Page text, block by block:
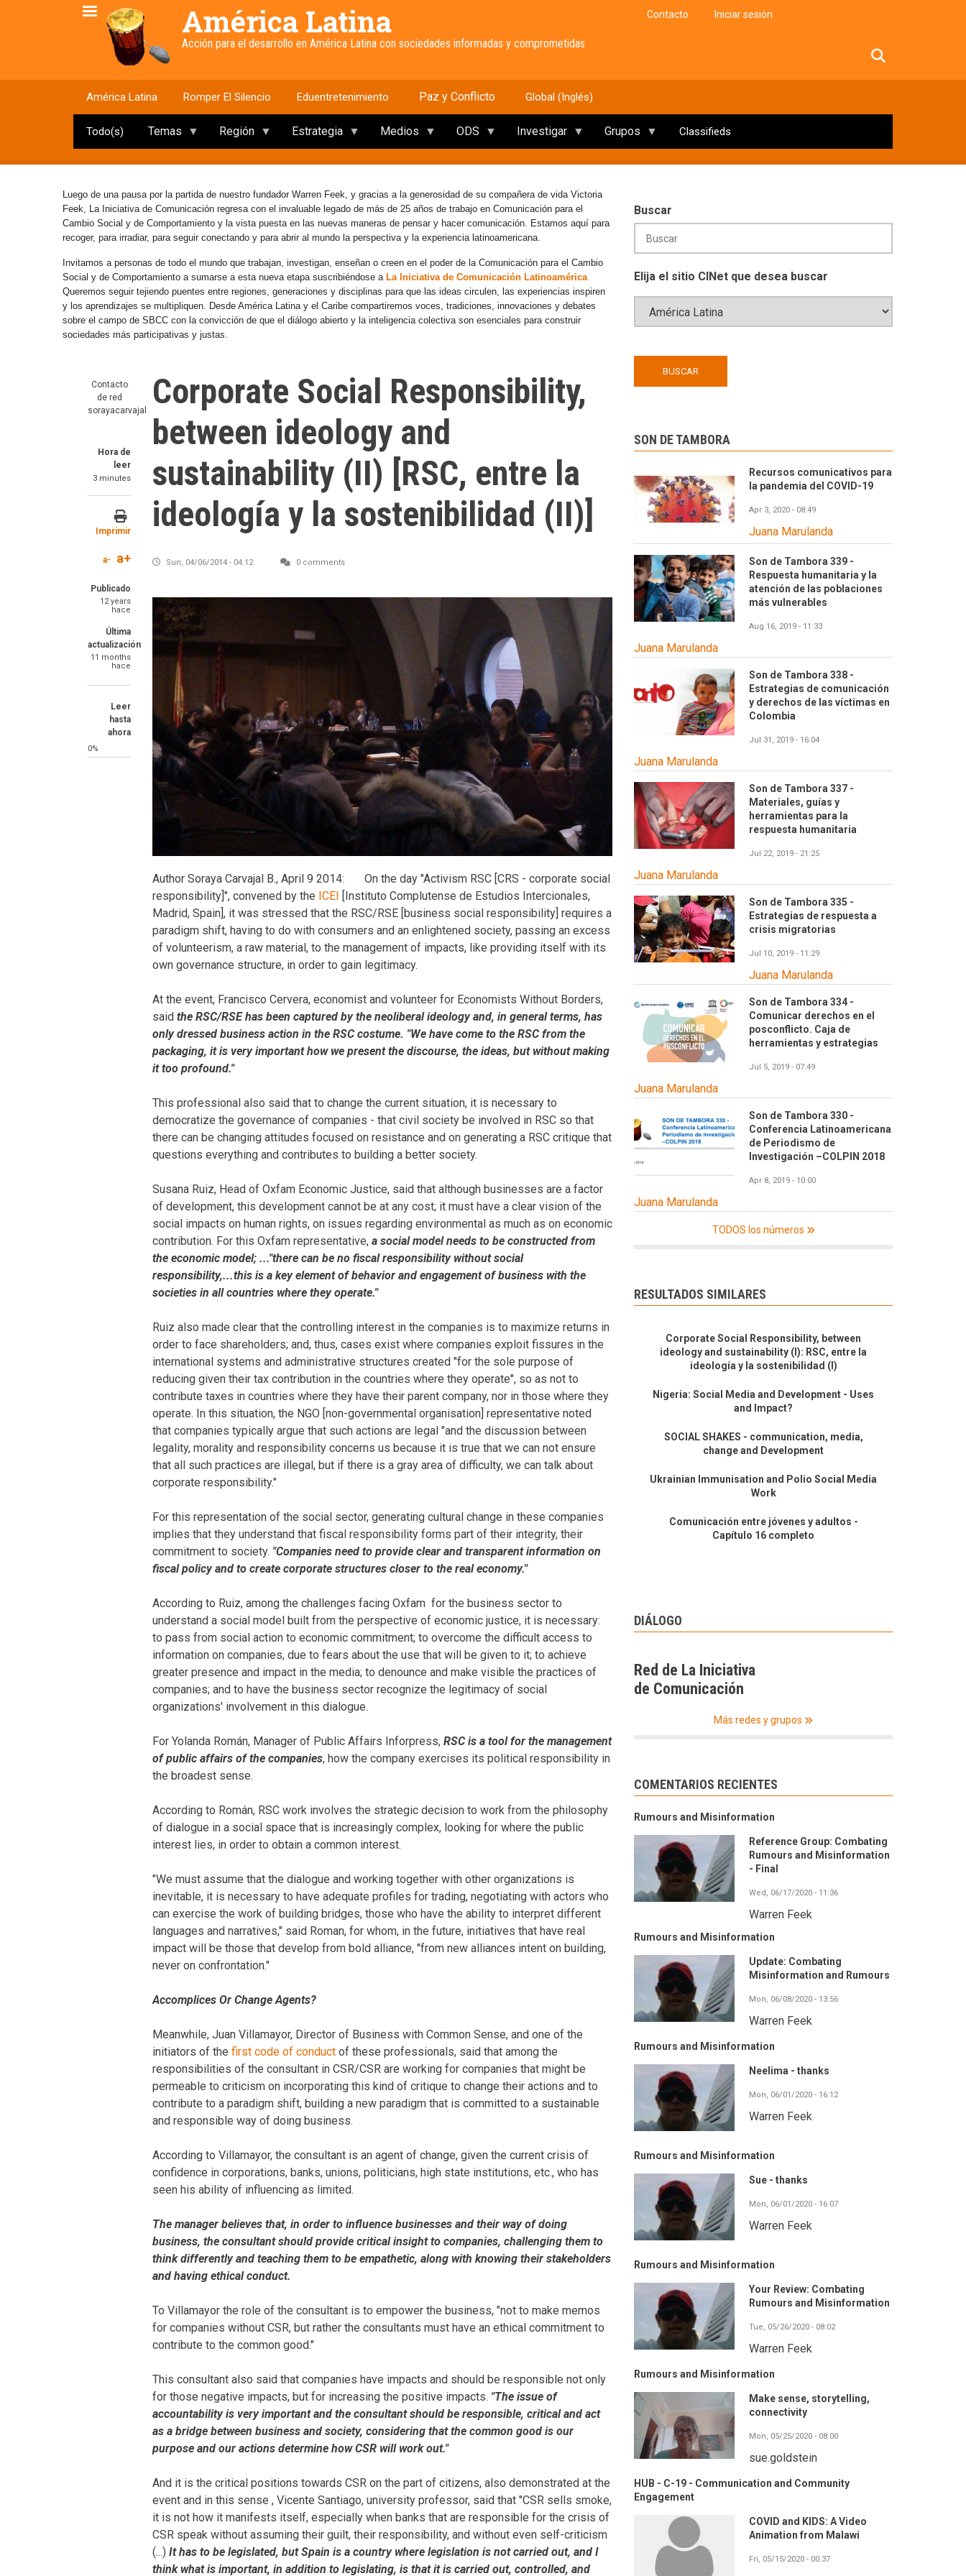
América Latina
Acción para el desarrollo en América Latina con sociedades informadas y comprometidas
Contacto Iniciar sesión
América Latina Romper El Silencio Eduentretenimiento Paz y Conflicto Global (Inglés)
Todo(s) Temas Región Estrategia Medios ODS Investigar Grupos Classifieds
Luego de una pausa por la partida de nuestro fundador Warren Feek, y gracias a la generosidad de su compañera de vida Victoria
Feek, La Iniciativa de Comunicación regresa con el invaluable legado de más de 25 años de trabajo en Comunicación para el
Cambio Social y de Comportamiento y la vista puesta en las nuevas maneras de pensar y hacer comunicación. Estamos aquí para
recoger, para irradiar, para seguir conectando y para abrir al mundo la perspectiva y la experiencia latinoamericana.
Invitamos a personas de todo el mundo que trabajan, investigan, enseñan o creen en el poder de la Comunicación para el Cambio
Social y de Comportamiento a sumarse a esta nueva etapa suscribiéndose a La Iniciativa de Comunicación Latinoamérica.
Queremos seguir tejiendo puentes entre regiones, generaciones y disciplinas para que las ideas circulen, las experiencias inspiren
y los aprendizajes se multipliquen. Desde América Latina y el Caribe compartiremos voces, tradiciones, innovaciones y debates
sobre el campo de SBCC con la convicción de que el diálogo abierto y la inteligencia colectiva son esenciales para construir
sociedades más participativas y justas.
Contacto
de red
sorayacarvajal
Hora de
leer
3 minutes
Imprimir
a- a+
Publicado
12 years
hace
Última
actualización
11 months
hace
Leer
hasta
ahora
0%
Corporate Social Responsibility,
between ideology and
sustainability (II) [RSC, entre la
ideología y la sostenibilidad (II)]
Sun, 04/06/2014 - 04:12 0 comments
Imagen
Tu
blog
Author Soraya Carvajal B., April 9 2014:
On the day "Activism RSC [CRS - corporate social
responsibility]", convened by the ICEI [Instituto Complutense de Estudios Intercionales,
Madrid, Spain], it was stressed that the RSC/RSE [business social responsibility] requires a
paradigm shift, having to do with consumers and an enlightened society, passing an excess
of volunteerism, a raw material, to the management of impacts, like providing itself with its
own governance structure, in order to gain legitimacy.
At the event, Francisco Cervera, economist and volunteer for Economists Without Borders,
said the RSC/RSE has been captured by the neoliberal ideology and, in general terms, has
only dressed business action in the RSC costume. "We have come to the RSC from the
packaging, it is very important how we present the discourse, the ideas, but without making
it too profound."
This professional also said that to change the current situation, it is necessary to
democratize the governance of companies - that civil society be involved in RSC so that
there can be changing attitudes focused on resistance and on generating a RSC critique that
questions everything and contributes to building a better society.
Susana Ruiz, Head of Oxfam Economic Justice, said that although businesses are a factor
of development, this development cannot be at any cost; it must have a clear vision of the
social impacts on human rights, on issues regarding environmental as much as on economic
contribution. For this Oxfam representative, a social model needs to be constructed from
the economic model; ..."there can be no fiscal responsibility without social
responsibility,...this is a key element of behavior and engagement of business with the
societies in all countries where they operate."
Ruiz also made clear that the controlling interest in the companies is to maximize returns in
order to face shareholders; and, thus, cases exist where companies exploit fissures in the
international systems and administrative structures created "for the sole purpose of
reducing given their tax contribution in the countries where they operate", so as not to
contribute taxes in countries where they have their parent company, nor in those where they
operate. In this situation, the NGO [non-governmental organisation] representative noted
that companies typically argue that such actions are legal "and the discussion between
legality, morality and responsibility concerns us because it is true that we can not ensure
that all such practices are illegal, but if there is a gray area of difficulty, we can talk about
corporate responsibility."
For this representation of the social sector, generating cultural change in these companies
implies that they understand that fiscal responsibility forms part of their integrity, their
commitment to society. "Companies need to provide clear and transparent information on
fiscal policy and to create corporate structures closer to the real economy."
According to Ruiz, among the challenges facing Oxfam for the business sector to
understand a social model built from the perspective of economic justice, it is necessary:
to pass from social action to economic commitment; to overcome the difficult access to
information on companies, due to fears about the use that will be given to it; to achieve
greater presence and impact in the media; to denounce and make visible the practices of
companies; and to have the business sector recognize the legitimacy of social
organizations' involvement in this dialogue.
For Yolanda Román, Manager of Public Affairs Inforpress, RSC is a tool for the management
of public affairs of the companies, how the company exercises its political responsibility in
the broadest sense.
According to Román, RSC work involves the strategic decision to work from the philosophy
of dialogue in a social space that is increasingly complex, looking for where the public
interest lies, in order to obtain a common interest.
"We must assume that the dialogue and working together with other organizations is
inevitable, it is necessary to have adequate profiles for trading, negotiating with actors who
can exercise the work of building bridges, those who have the ability to interpret different
languages ​​and narratives," said Roman, for whom, in the future, initiatives that have real
impact will be those that develop from bold alliance, "from new alliances intent on building,
never on confrontation."
Accomplices Or Change Agents?
Meanwhile, Juan Villamayor, Director of Business with Common Sense, and one of the
initiators of the first code of conduct of these professionals, said that among the
responsibilities of the consultant in CSR/CSR are working for companies that might be
permeable to criticism on incorporating this kind of critique to change their actions and to
contribute to a paradigm shift, building a new paradigm that is committed to a sustainable
and responsible way of doing business.
According to Villamayor, the consultant is an agent of change, given the current crisis of
confidence in corporations, banks, unions, politicians, high state institutions, etc., who has
seen his ability of influencing as limited.
The manager believes that, in order to influence businesses and their way of doing
business, the consultant should provide critical insight to companies, challenging them to
think differently and teaching them to be empathetic, along with knowing their stakeholders
and having ethical conduct.
To Villamayor the role of the consultant is to empower the business, "not to make memos
for companies without CSR, but rather the consultants must have an ethical commitment to
contribute to the common good."
This consultant also said that companies have impacts and should be responsible not only
for those negative impacts, but for increasing the positive impacts. "The issue of
accountability is very important and the consultant should be responsible, critical and act
as a bridge between business and society, considering that the common good is our
purpose and our actions determine how CSR will work out."
And it is the critical positions towards CSR on the part of citizens, also demonstrated at the
event and in this sense , Vicente Santiago, university professor, said that "CSR sells smoke,
it is not how it manifests itself, especially when banks that are responsible for the crisis of
CSR speak without assuming their guilt, their responsibility, and without even self-criticism
(...) It has to be legislated, but Spain is a country where legislation is not carried out, and I
think what is important, in addition to legislating, is that it is carried out, controlled, and
Buscar
Elija el sitio CINet que desea buscar
SON DE TAMBORA
Recursos comunicativos para
la pandemia del COVID-19
Apr 3, 2020 - 08:49
Juana Marulanda
Son de Tambora 339 -
Respuesta humanitaria y la
atención de las poblaciones
más vulnerables
Aug 16, 2019 - 11:33
Juana Marulanda
Son de Tambora 338 -
Estrategias de comunicación
y derechos de las víctimas en
Colombia
Jul 31, 2019 - 16:04
Juana Marulanda
Son de Tambora 337 -
Materiales, guías y
herramientas para la
respuesta humanitaria
Jul 22, 2019 - 21:25
Juana Marulanda
Son de Tambora 335 -
Estrategias de respuesta a
crisis migratorias
Jul 10, 2019 - 11:29
Juana Marulanda
Son de Tambora 334 -
Comunicar derechos en el
posconflicto. Caja de
herramientas y estrategias
Jul 5, 2019 - 07:49
Juana Marulanda
Son de Tambora 330 -
Conferencia Latinoamericana
de Periodismo de
Investigación –COLPIN 2018
Apr 8, 2019 - 10:00
Juana Marulanda
TODOS los números
RESULTADOS SIMILARES
Corporate Social Responsibility, between
ideology and sustainability (I): RSC, entre la
ideología y la sostenibilidad (I)
Nigeria: Social Media and Development - Uses
and Impact?
SOCIAL SHAKES - communication, media,
change and Development
Ukrainian Immunisation and Polio Social Media
Work
Comunicación entre jóvenes y adultos -
Capítulo 16 completo
DIÁLOGO
Red de La Iniciativa
de Comunicación
Más redes y grupos
COMENTARIOS RECIENTES
Rumours and Misinformation
Reference Group: Combating
Rumours and Misinformation
- Final
Wed, 06/17/2020 - 11:36
Warren Feek
Rumours and Misinformation
Update: Combating
Misinformation and Rumours
Mon, 06/08/2020 - 13:56
Warren Feek
Rumours and Misinformation
Neelima - thanks
Mon, 06/01/2020 - 16:12
Warren Feek
Rumours and Misinformation
Sue - thanks
Mon, 06/01/2020 - 16:07
Warren Feek
Rumours and Misinformation
Your Review: Combating
Rumours and Misinformation
Tue, 05/26/2020 - 08:02
Warren Feek
Rumours and Misinformation
Make sense, storytelling,
connectivity
Mon, 05/25/2020 - 08:00
sue.goldstein
HUB - C-19 - Communication and Community
Engagement
COVID and KIDS: A Video
Animation from Malawi
Fri, 05/15/2020 - 00:37